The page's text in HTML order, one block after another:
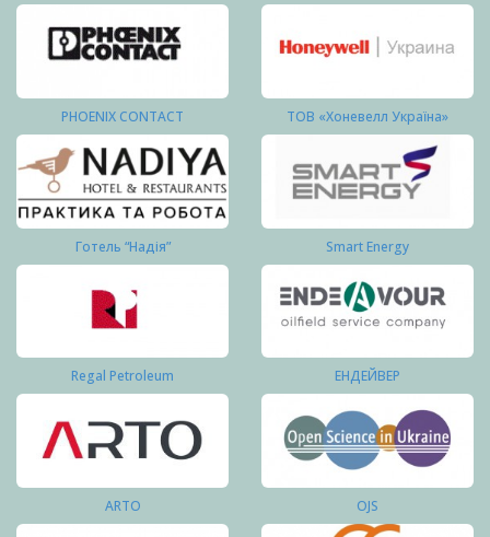
PHOENIX CONTACT ТОВ «Хоневелл Україна»
Готель “Надія” Smart Energy
Regal Petroleum ЕНДЕЙВЕР
ARTO OJS